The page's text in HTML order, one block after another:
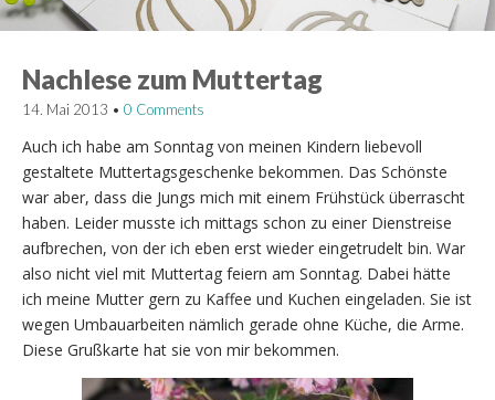
Nachlese zum Muttertag
14. Mai 2013 • 0 Comments
Auch ich habe am Sonntag von meinen Kindern liebevoll
gestaltete Muttertagsgeschenke bekommen. Das Schönste
war aber, dass die Jungs mich mit einem Frühstück überrascht
haben. Leider musste ich mittags schon zu einer Dienstreise
aufbrechen, von der ich eben erst wieder eingetrudelt bin. War
also nicht viel mit Muttertag feiern am Sonntag. Dabei hätte
ich meine Mutter gern zu Kaffee und Kuchen eingeladen. Sie ist
wegen Umbauarbeiten nämlich gerade ohne Küche, die Arme.
Diese Grußkarte hat sie von mir bekommen.